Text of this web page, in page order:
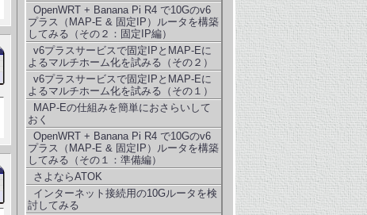
OpenWRT + Banana Pi R4 で10Gのv6
プラス（MAP-E & 固定IP）ルータを構築
してみる（その２：固定IP編）
v6プラスサービスで固定IPとMAP-Eに
よるマルチホーム化を試みる（その２）
v6プラスサービスで固定IPとMAP-Eに
よるマルチホーム化を試みる（その１）
MAP-Eの仕組みを簡単におさらいして
おく
OpenWRT + Banana Pi R4 で10Gのv6
プラス（MAP-E & 固定IP）ルータを構築
してみる（その１：準備編）
さよならATOK
インターネット接続用の10Gルータを検
討してみる